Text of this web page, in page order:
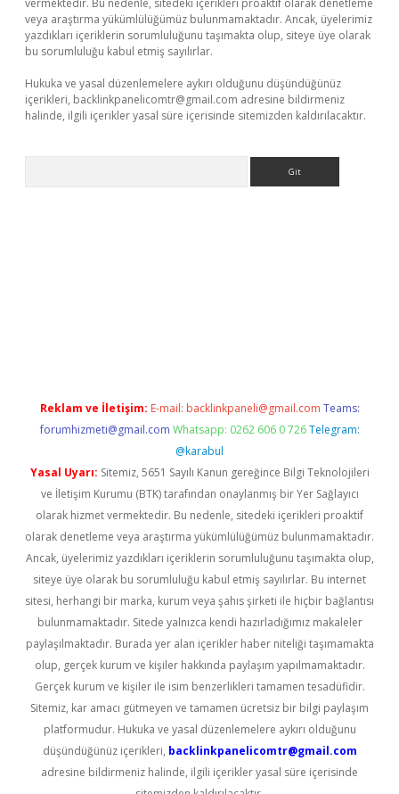
vermektedir. Bu nedenle, sitedeki içerikleri proaktif olarak denetleme
veya araştırma yükümlülüğümüz bulunmamaktadır. Ancak, üyelerimiz
yazdıkları içeriklerin sorumluluğunu taşımakta olup, siteye üye olarak
bu sorumluluğu kabul etmiş sayılırlar.
Hukuka ve yasal düzenlemelere aykırı olduğunu düşündüğünüz
içerikleri, backlinkpanelicomtr@gmail.com adresine bildirmeniz
halinde, ilgili içerikler yasal süre içerisinde sitemizden kaldırılacaktır.
Reklam ve İletişim: E-mail: backlinkpaneli@gmail.com Teams:
forumhizmeti@gmail.com Whatsapp: 0262 606 0 726 Telegram:
@karabul
Yasal Uyarı: Sitemiz, 5651 Sayılı Kanun gereğince Bilgi Teknolojileri
ve İletişim Kurumu (BTK) tarafından onaylanmış bir Yer Sağlayıcı
olarak hizmet vermektedir. Bu nedenle, sitedeki içerikleri proaktif
olarak denetleme veya araştırma yükümlülüğümüz bulunmamaktadır.
Ancak, üyelerimiz yazdıkları içeriklerin sorumluluğunu taşımakta olup,
siteye üye olarak bu sorumluluğu kabul etmiş sayılırlar. Bu internet
sitesi, herhangi bir marka, kurum veya şahıs şirketi ile hiçbir bağlantısı
bulunmamaktadır. Sitede yalnızca kendi hazırladığımız makaleler
paylaşılmaktadır. Burada yer alan içerikler haber niteliği taşımamakta
olup, gerçek kurum ve kişiler hakkında paylaşım yapılmamaktadır.
Gerçek kurum ve kişiler ile isim benzerlikleri tamamen tesadüfidir.
Sitemiz, kar amacı gütmeyen ve tamamen ücretsiz bir bilgi paylaşım
platformudur. Hukuka ve yasal düzenlemelere aykırı olduğunu
düşündüğünüz içerikleri, backlinkpanelicomtr@gmail.com
adresine bildirmeniz halinde, ilgili içerikler yasal süre içerisinde